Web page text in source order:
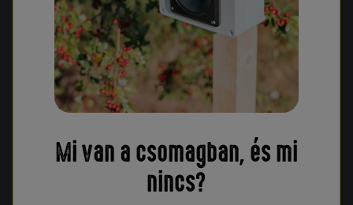
Mi van a csomagban, és mi
nincs?